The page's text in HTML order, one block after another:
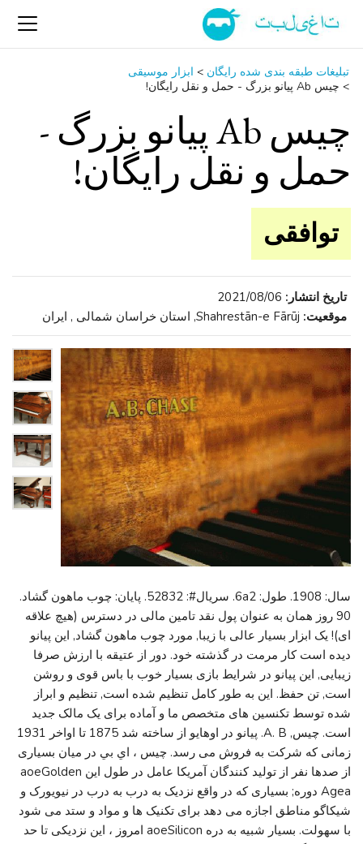
تبلیغات طبقه بندی شده رایگان > ابزار موسیقی
> چیس Ab پیانو بزرگ - حمل و نقل رایگان!
چیس Ab پیانو بزرگ -
حمل و نقل رایگان!
توافقی
تاریخ انتشار: 2021/08/06
موقعیت: Shahrestān-e Fārūj, استان خراسان شمالی , ایران
سال: 1908. طول: 6a2. سریال#: 52832. پایان: چوب ماهون گشاد.
90 روز همان به عنوان پول نقد تامین مالی در دسترس (هیچ علاقه
ای)! یک ابزار بسیار عالی با زیبا, مورد چوب ماهون گشاد, این پیانو
دیده است کار مرمت در گذشته خود. دور از عتیقه با ارزش صرفا
زیبایی, این پیانو در شرایط بازی بسیار خوب با باس قوی و روشن
است, تن حفظ. این به طور کامل تنظیم شده است, تنظیم و ابراز
شده توسط تکنسین های متخصص ما و آماده برای یک مالک جدید
است. چیس, A. B. پیانو در اوهایو از ساخته شد 1875 تا اواخر 1931
زمانی که شرکت به فروش می رسد. چيس ، اي بي در میان بسیاری
از صدها نفر از تولید کنندگان آمریکا عامل در طول این aoeGolden
Agea دوره; بسیاری که در واقع نزدیک به درب به درب در نیویورک و
شیکاگو مناطق اجازه می دهد برای تکنیک ها و مواد و ستد می شود
با سهولت. بسیار شبیه به دره aoeSilicon امروز ، این نزدیکی تا حد